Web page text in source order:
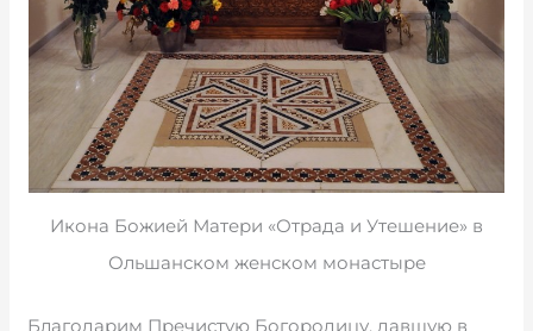
Икона Божией Матери «Отрада и Утешение» в
Ольшанском женском монастыре
Благодарим Пречистую Богородицу, давшую в